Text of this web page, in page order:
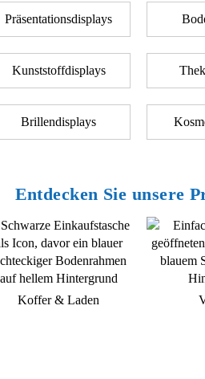
Präsentationsdisplays
Kunststoffdisplays
Brillendisplays
Entdecken Sie unsere
Koffer & Laden